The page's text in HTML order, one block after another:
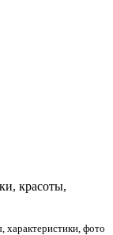
красоты,
характеристики, фото